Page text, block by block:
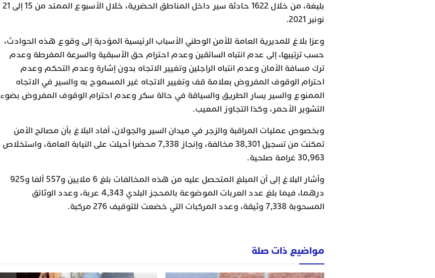
بليغة، من خلال 1622 حادثة سير داخل المناطق ‏الحضرية، خلال الأسبوع الممتد من 15 إلى 21
نونبر 2021.‏
وعزا بلاغ للمديرية العامة للأمن الوطني الأسباب الرئيسية المؤدية إلى وقوع ‏هذه الحوادث،
حسب ترتيبها، إلى عدم انتباه السائقين وعدم احترام حق الأسبقية ‏والسرعة المفرطة وعدم
ترك مسافة الأمان وعدم انتباه الراجلين وتغيير الاتجاه بدون ‏إشارة وعدم التحكم وعدم
احترام الوقوف المفروض بعلامة قف وتغيير الاتجاه غير ‏المسموح به والسير في الاتجاه
الممنوع والسير يسار الطريق والسياقة في حالة سكر ‏وعدم احترام الوقوف المفروض بضوء
التشوير الأحمر، وكذا التجاوز المعيب.‏
وبخصوص عمليات المراقبة والزجر في ميدان السير والجولان، أفاد البلاغ بأن ‏مصالح الأمن
تمكنت من تسجيل 38,301 مخالفة، وإنجاز 7,338 محضرا أحيلت ‏على النيابة العامة، واستخلاص
30,963 غرامة صلحية. ‏
وأشار البلاغ إلى أن المبلغ المتحصل عليه من هذه المخالفات بلغ 6 ملايين ‏و557 ألفا و925
درهما، فيما بلغ عدد العربات الموضوعة بالمحجز البلدي 4,343 ‏عربة، وعدد الوثائق
المسحوبة 7,338 وثيقة، وعدد المركبات التي خضعت للتوقيف ‏‏276 مركبة.‏
مواضيع ذات صلة